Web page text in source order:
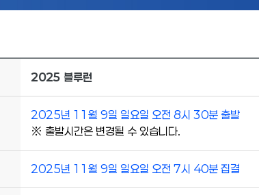
2025 블루런
2025년 11월 9일 일요일 오전 8시 30분 출발
※ 출발시간은 변경될 수 있습니다.
2025년 11월 9일 일요일 오전 7시 40분 집결